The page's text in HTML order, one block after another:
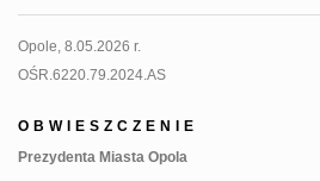
Opole, 8.05.2026 r.
OŚR.6220.79.2024.AS
OBWIESZCZENIE
Prezydenta Miasta Opola